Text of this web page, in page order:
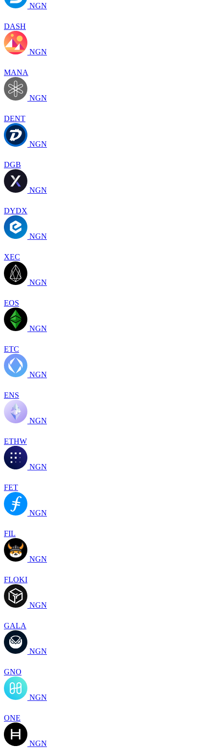
NGN
DASH
NGN
MANA
NGN
DENT
NGN
DGB
NGN
DYDX
NGN
XEC
NGN
EOS
NGN
ETC
NGN
ENS
NGN
ETHW
NGN
FET
NGN
FIL
NGN
FLOKI
NGN
GALA
NGN
GNO
NGN
ONE
NGN